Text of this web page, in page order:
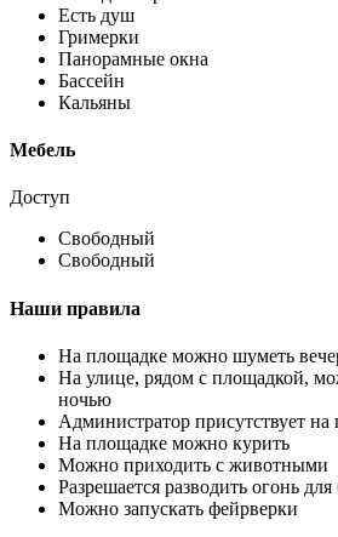
Есть душ
Гримерки
Панорамные окна
Бассейн
Кальяны
Мебель
Доступ
Свободный
Свободный
Наши правила
На площадке можно шуметь
На улице, рядом с площадкой,
ночью
Администратор присутствует на
На площадке можно курить
Можно приходить с животными
Разрешается разводить огонь
Можно запускать фейрверки